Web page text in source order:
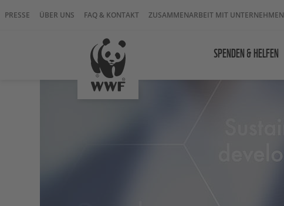
PRESSE ÜBER UNS FAQ & KONTAKT ZUSAMMENARBEIT MIT UNTERNEHMEN
SPENDEN & HELFEN